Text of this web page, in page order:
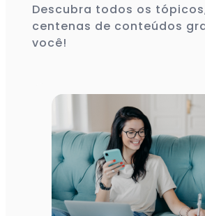
Descubra todos os
centenas de conteúdos
você!